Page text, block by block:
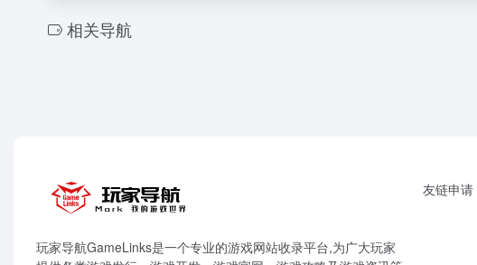
相关导航
玩家导航GameLinks是一个专业的游戏网站收录平台,为广大玩家
友链申请